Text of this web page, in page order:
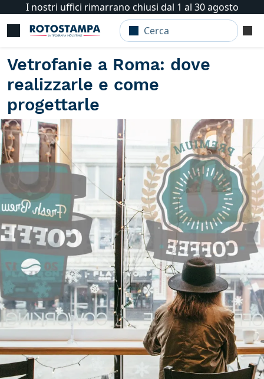
I nostri uffici rimarrano chiusi dal 1 al 30 agosto
Vetrofanie a Roma: dove
realizzarle e come
progettarle